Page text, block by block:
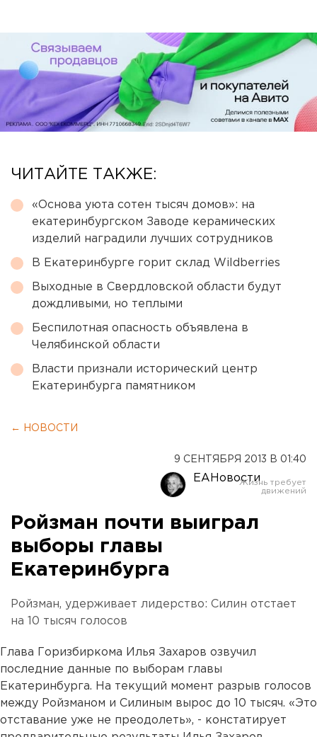
ЧИТАЙТЕ ТАКЖЕ:
«Основа уюта сотен тысяч домов»: на
екатеринбургском Заводе керамических
изделий наградили лучших сотрудников
В Екатеринбурге горит склад Wildberries
Выходные в Свердловской области будут
дождливыми, но теплыми
Беспилотная опасность объявлена в
Челябинской области
Власти признали исторический центр
Екатеринбурга памятником
← НОВОСТИ
9 СЕНТЯБРЯ 2013 В 01:40
ЕАНовости
Ройзман почти выиграл
выборы главы
Екатеринбурга
Ройзман, удерживает лидерство: Силин отстает
на 10 тысяч голосов
Глава Горизбиркома Илья Захаров озвучил
последние данные по выборам главы
Екатеринбурга. На текущий момент разрыв голосов
между Ройзманом и Силиным вырос до 10 тысяч. «Это
отставание уже не преодолеть», - констатирует